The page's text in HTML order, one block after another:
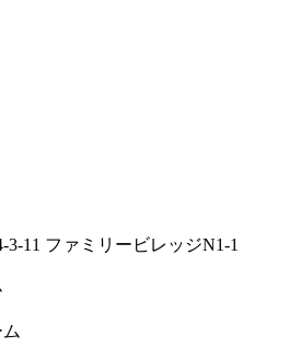
11 ファミリービレッジN1-1